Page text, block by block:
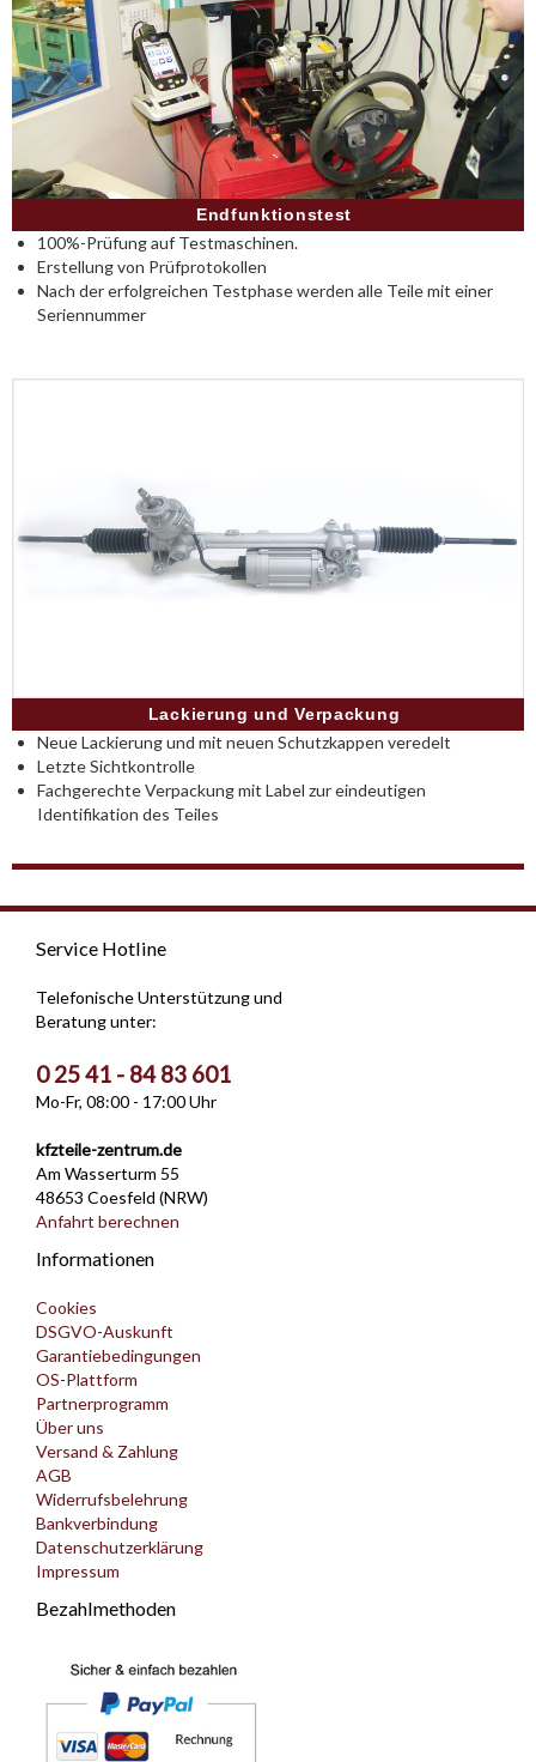
Endfunktionstest
100%-Prüfung auf Testmaschinen.
Erstellung von Prüfprotokollen
Nach der erfolgreichen Testphase werden alle Teile mit einer
Seriennummer
Lackierung und Verpackung
Neue Lackierung und mit neuen Schutzkappen veredelt
Letzte Sichtkontrolle
Fachgerechte Verpackung mit Label zur eindeutigen
Identifikation des Teiles
Service Hotline
Telefonische Unterstützung und
Beratung unter:
0 25 41 - 84 83 601
Mo-Fr, 08:00 - 17:00 Uhr
kfzteile-zentrum.de
Am Wasserturm 55
48653 Coesfeld (NRW)
Anfahrt berechnen
Informationen
Cookies
DSGVO-Auskunft
Garantiebedingungen
OS-Plattform
Partnerprogramm
Über uns
Versand & Zahlung
AGB
Widerrufsbelehrung
Bankverbindung
Datenschutzerklärung
Impressum
Bezahlmethoden